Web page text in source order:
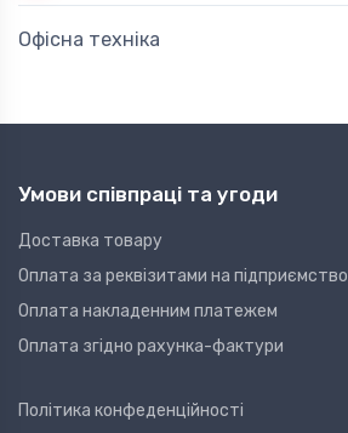
Офісна техніка
Умови співпраці та угоди
Доставка товару
Оплата за реквізитами на підприємство
Оплата накладенним платежем
Оплата згідно рахунка-фактури
Політика конфеденційності